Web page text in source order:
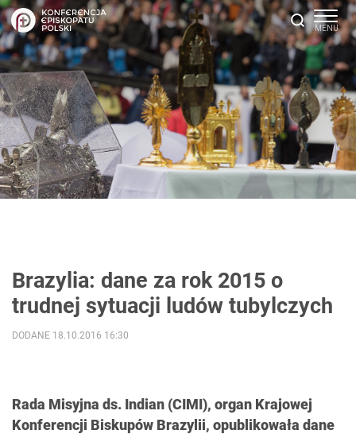
Brazylia: dane za rok 2015 o
trudnej sytuacji ludów tubylczych
Rada Misyjna ds. Indian (CIMI), organ Krajowej
Konferencji Biskupów Brazylii, opublikowała dane
DODANE 18.10.2016 16:30